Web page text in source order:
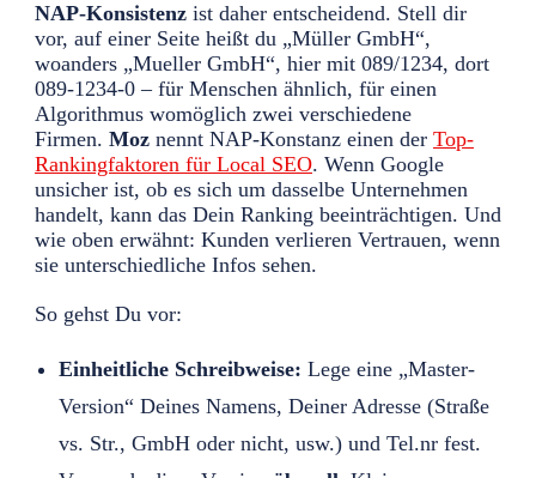
NAP-Konsistenz ist daher entscheidend. Stell dir
vor, auf einer Seite heißt du „Müller GmbH“,
woanders „Mueller GmbH“, hier mit 089/1234, dort
089-1234-0 – für Menschen ähnlich, für einen
Algorithmus womöglich zwei verschiedene
Firmen. Moz nennt NAP-Konstanz einen der Top-
Rankingfaktoren für Local SEO. Wenn Google
unsicher ist, ob es sich um dasselbe Unternehmen
handelt, kann das Dein Ranking beeinträchtigen. Und
wie oben erwähnt: Kunden verlieren Vertrauen, wenn
sie unterschiedliche Infos sehen.
So gehst Du vor:
Einheitliche Schreibweise: Lege eine „Master-
Version“ Deines Namens, Deiner Adresse (Straße
vs. Str., GmbH oder nicht, usw.) und Tel.nr fest.